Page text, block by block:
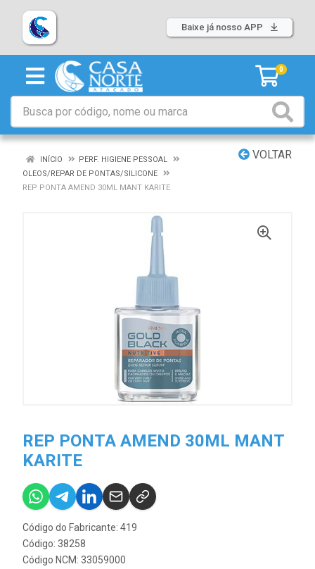
Baixe já nosso APP
0
VOLTAR
INÍCIO
PERF. HIGIENE PESSOAL
OLEOS/REPAR DE PONTAS/SILICONE
REP PONTA AMEND 30ML MANT KARITE
REP PONTA AMEND 30ML MANT
KARITE
Código do Fabricante: 419
Código: 38258
Código NCM: 33059000